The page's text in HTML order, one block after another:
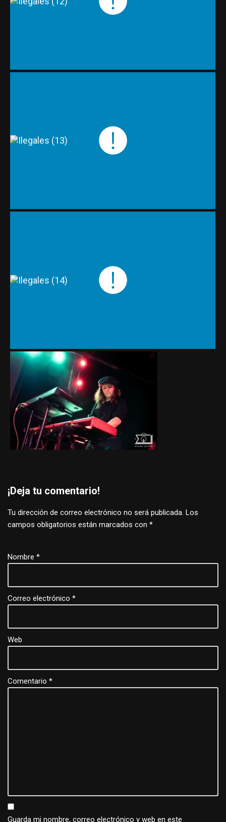
¡Deja tu comentario!
Tu dirección de correo electrónico no será publicada. Los
campos obligatorios están marcados con *
Nombre *
Correo electrónico *
Web
Comentario *
Guarda mi nombre, correo electrónico y web en este